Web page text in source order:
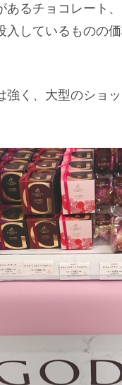
あるチョコレート
入しているものの
強く、大型のショ